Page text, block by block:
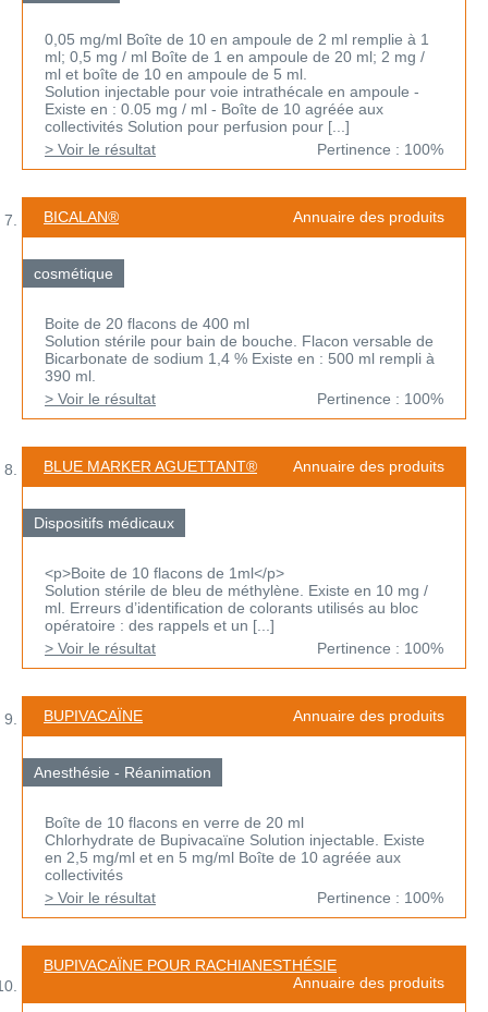
0,05 mg/ml Boîte de 10 en ampoule de 2 ml remplie à 1
ml; 0,5 mg / ml Boîte de 1 en ampoule de 20 ml; 2 mg /
ml et boîte de 10 en ampoule de 5 ml.
Solution injectable pour voie intrathécale en ampoule -
Existe en : 0.05 mg / ml - Boîte de 10 agréée aux
collectivités Solution pour perfusion pour [...]
> Voir le résultat
Pertinence : 100%
BICALAN® Annuaire des produits
cosmétique
Boite de 20 flacons de 400 ml
Solution stérile pour bain de bouche. Flacon versable de
Bicarbonate de sodium 1,4 % Existe en : 500 ml rempli à
390 ml.
> Voir le résultat
Pertinence : 100%
BLUE MARKER AGUETTANT® Annuaire des produits
Dispositifs médicaux
<p>Boite de 10 flacons de 1ml</p>
Solution stérile de bleu de méthylène. Existe en 10 mg /
ml. Erreurs d’identification de colorants utilisés au bloc
opératoire : des rappels et un [...]
> Voir le résultat
Pertinence : 100%
BUPIVACAÏNE Annuaire des produits
Anesthésie - Réanimation
Boîte de 10 flacons en verre de 20 ml
Chlorhydrate de Bupivacaïne Solution injectable. Existe
en 2,5 mg/ml et en 5 mg/ml Boîte de 10 agréée aux
collectivités
> Voir le résultat
Pertinence : 100%
BUPIVACAÏNE POUR RACHIANESTHÉSIE
Annuaire des produits